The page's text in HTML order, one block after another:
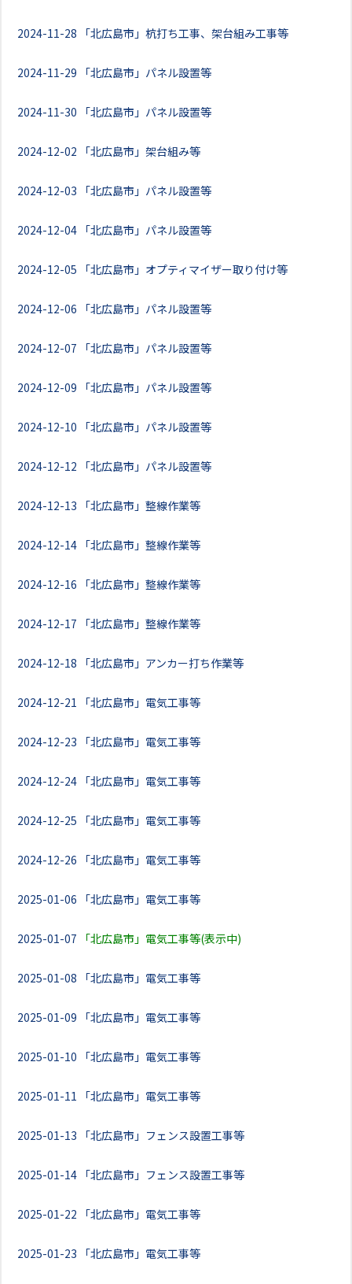
2024-11-28 「北広島市」杭打ち工事、架台組み工事等
2024-11-29 「北広島市」パネル設置等
2024-11-30 「北広島市」パネル設置等
2024-12-02 「北広島市」架台組み等
2024-12-03 「北広島市」パネル設置等
2024-12-04 「北広島市」パネル設置等
2024-12-05 「北広島市」オプティマイザー取り付け等
2024-12-06 「北広島市」パネル設置等
2024-12-07 「北広島市」パネル設置等
2024-12-09 「北広島市」パネル設置等
2024-12-10 「北広島市」パネル設置等
2024-12-12 「北広島市」パネル設置等
2024-12-13 「北広島市」整線作業等
2024-12-14 「北広島市」整線作業等
2024-12-16 「北広島市」整線作業等
2024-12-17 「北広島市」整線作業等
2024-12-18 「北広島市」アンカー打ち作業等
2024-12-21 「北広島市」電気工事等
2024-12-23 「北広島市」電気工事等
2024-12-24 「北広島市」電気工事等
2024-12-25 「北広島市」電気工事等
2024-12-26 「北広島市」電気工事等
2025-01-06 「北広島市」電気工事等
2025-01-07 「北広島市」電気工事等(表示中)
2025-01-08 「北広島市」電気工事等
2025-01-09 「北広島市」電気工事等
2025-01-10 「北広島市」電気工事等
2025-01-11 「北広島市」電気工事等
2025-01-13 「北広島市」フェンス設置工事等
2025-01-14 「北広島市」フェンス設置工事等
2025-01-22 「北広島市」電気工事等
2025-01-23 「北広島市」電気工事等